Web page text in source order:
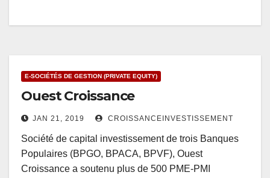
E-SOCIÉTÉS DE GESTION (PRIVATE EQUITY)
Ouest Croissance
JAN 21, 2019 CROISSANCEINVESTISSEMENT
Société de capital investissement de trois Banques
Populaires (BPGO, BPACA, BPVF), Ouest
Croissance a soutenu plus de 500 PME-PMI